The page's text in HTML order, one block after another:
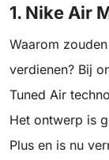
1. Nike Air
Waarom
verdienen? Bij
Tuned Air
Het ontwerp is
Plus en is nu